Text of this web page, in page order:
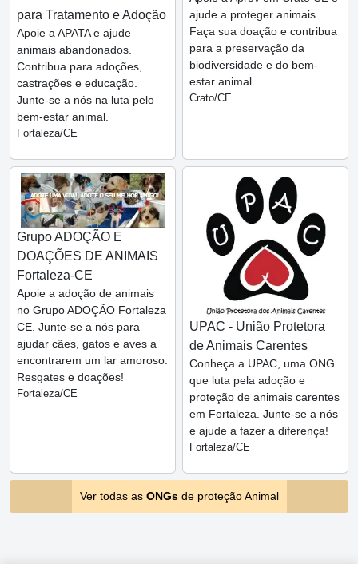
para Tratamento e Adoção
Apoie a APATA e ajude
animais abandonados.
Contribua para adoções,
castrações e educação.
Junte-se a nós na luta pelo
bem-estar animal.
Fortaleza/CE
ajude a proteger animais.
Faça sua doação e contribua
para a preservação da
biodiversidade e do bem-
estar animal.
Crato/CE
Grupo ADOÇÃO E
DOAÇÕES DE ANIMAIS
Fortaleza-CE
Apoie a adoção de animais
no Grupo ADOÇÃO Fortaleza
CE. Junte-se a nós para
ajudar cães, gatos e aves a
encontrarem um lar amoroso.
Resgates e doações!
Fortaleza/CE
UPAC - União Protetora
de Animais Carentes
Conheça a UPAC, uma ONG
que luta pela adoção e
proteção de animais carentes
em Fortaleza. Junte-se a nós
e ajude a fazer a diferença!
Fortaleza/CE
Ver todas as ONGsde proteção Animal